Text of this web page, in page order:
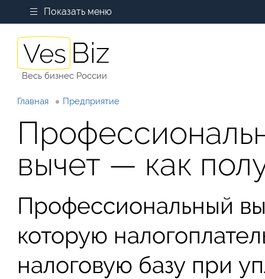
Показать меню
Весь бизнес России
Главная Предприятие
вычет — как
Профессиональный
которую
налоговую базу при